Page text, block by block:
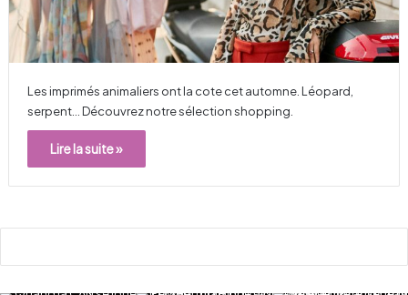
Les imprimés animaliers ont la cote cet automne. Léopard,
serpent... Découvrez notre sélection shopping.
Lire la suite »